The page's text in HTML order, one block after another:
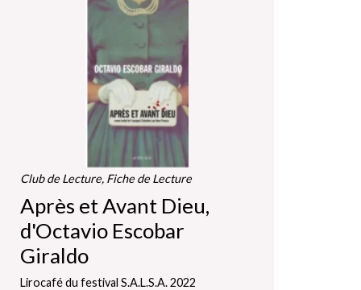
Club de Lecture, Fiche de Lecture
Après et Avant Dieu,
d'Octavio Escobar
Giraldo
Lirocafé du festival S.A.L.S.A. 2022